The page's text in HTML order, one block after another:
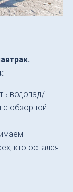
водопад/
с обзорной
кто остался